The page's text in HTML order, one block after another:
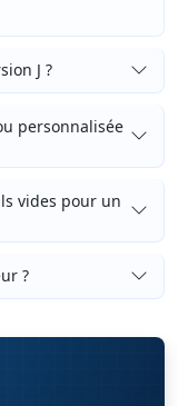
J ?
personnalisée
vides pour un
?